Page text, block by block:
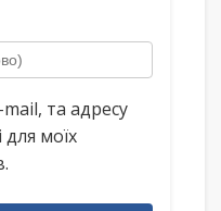
та адресу
моїх